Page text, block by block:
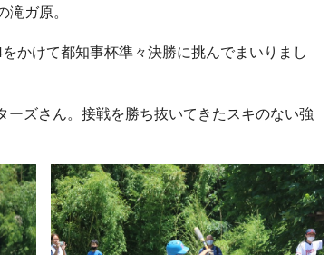
ガ原。
かけて都知事杯準々決勝に挑んでまいりまし
ーズさん。接戦を勝ち抜いてきたスキのない強